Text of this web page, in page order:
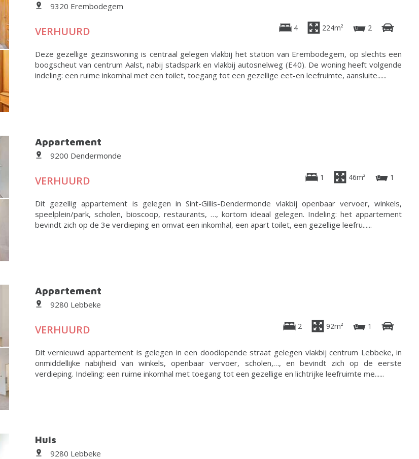
9320 Erembodegem
VERHUURD 4 224m² 2
Deze gezellige gezinswoning is centraal gelegen vlakbij het station van Erembodegem, op slechts een
boogscheut van centrum Aalst, nabij stadspark en vlakbij autosnelweg (E40). De woning heeft volgende
indeling: een ruime inkomhal met een toilet, toegang tot een gezellige eet-en leefruimte, aansluite......
Appartement
9200 Dendermonde
VERHUURD 1 46m² 1
Dit gezellig appartement is gelegen in Sint-Gillis-Dendermonde vlakbij openbaar vervoer, winkels,
speelplein/park, scholen, bioscoop, restaurants, …, kortom ideaal gelegen. Indeling: het appartement
bevindt zich op de 3e verdieping en omvat een inkomhal, een apart toilet, een gezellige leefru......
Appartement
9280 Lebbeke
VERHUURD 2 92m² 1
Dit vernieuwd appartement is gelegen in een doodlopende straat gelegen vlakbij centrum Lebbeke, in
onmiddellijke nabijheid van winkels, openbaar vervoer, scholen,…, en bevindt zich op de eerste
verdieping. Indeling: een ruime inkomhal met toegang tot een gezellige en lichtrijke leefruimte me......
Huis
9280 Lebbeke